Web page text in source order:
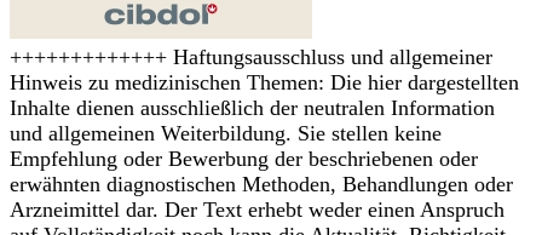
+++++++++++++ Haftungsausschluss und allgemeiner
Hinweis zu medizinischen Themen: Die hier dargestellten
Inhalte dienen ausschließlich der neutralen Information
und allgemeinen Weiterbildung. Sie stellen keine
Empfehlung oder Bewerbung der beschriebenen oder
erwähnten diagnostischen Methoden, Behandlungen oder
Arzneimittel dar. Der Text erhebt weder einen Anspruch